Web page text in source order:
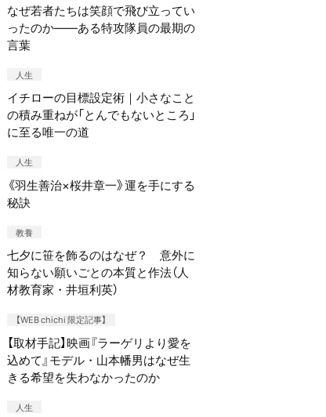
なぜ若者たちは笑顔で飛び立ってい
ったのか——ある特攻隊員の最期の
言葉
人生
イチローの目標設定術｜小さなこと
の積み重ねが「とんでもないところ」
に至る唯一の道
人生
《羽生善治×桜井章一》運を手にする
秘訣
教養
七夕に笹を飾るのはなぜ？ 意外に
知らない願いごとの本質と作法（人
材教育家・井垣利英）
【WEB chichi 限定記事】
【取材手記】映画『ラーゲリより愛を
込めて』モデル・山本幡男はなぜ生
きる希望を失わなかったのか
人生